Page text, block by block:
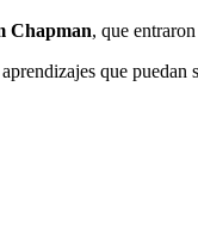
Chapman, que
que puedan